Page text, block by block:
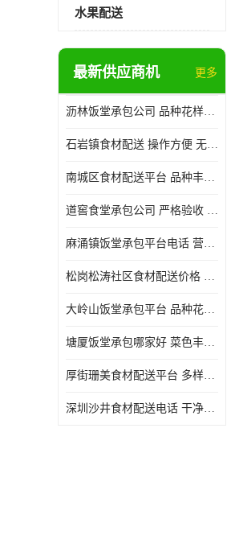
水果配送
最新供应商机 更多
沥林饭堂承包公司 品种花样丰富 提高员工饮食质量
石岩镇食材配送 操作方便 无需亲自管理
南城区食材配送平台 品种丰富 配送时间较短
道窖食堂承包公司 严格验收 维持供膳品质稳定
麻涌镇饭堂承包平台电话 营养均衡 定期推出新菜式
松岗松涛社区食材配送价格 搭配均匀 菜式品种类别多
大岭山饭堂承包平台 品种花样丰富 定期推出新菜式
塘厦饭堂承包哪家好 菜色丰富 大幅度降低食材成本
厚街珊美食材配送平台 多样化选择 提高膳食质量
深圳沙井食材配送电话 干净卫生 无需亲自管理